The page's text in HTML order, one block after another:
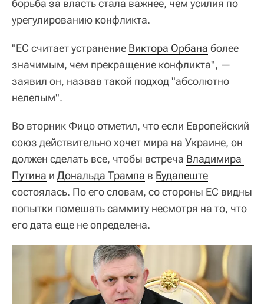
борьба за власть стала важнее, чем усилия по
урегулированию конфликта.
"ЕС считает устранение Виктора Орбана более
значимым, чем прекращение конфликта", —
заявил он, назвав такой подход "абсолютно
нелепым".
Во вторник Фицо отметил, что если Европейский
союз действительно хочет мира на Украине, он
должен сделать все, чтобы встреча Владимира
Путина и Дональда Трампа в Будапеште
состоялась. По его словам, со стороны ЕС видны
попытки помешать саммиту несмотря на то, что
его дата еще не определена.